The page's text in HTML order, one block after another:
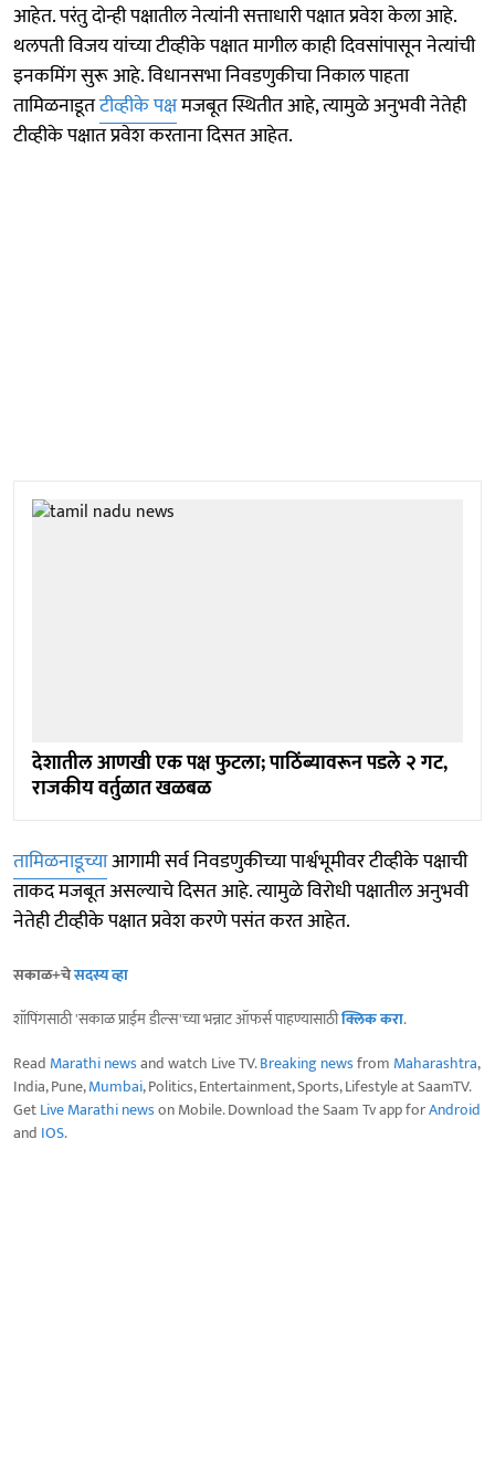
आहेत. परंतु दोन्ही पक्षातील नेत्यांनी सत्ताधारी पक्षात प्रवेश केला आहे.
थलपती विजय यांच्या टीव्हीके पक्षात मागील काही दिवसांपासून नेत्यांची
इनकमिंग सुरू आहे. विधानसभा निवडणुकीचा निकाल पाहता
तामिळनाडूतटीव्हीके पक्षमजबूत स्थितीत आहे, त्यामुळे अनुभवी नेतेही
टीव्हीके पक्षात प्रवेश करताना दिसत आहेत.
देशातील आणखी एक पक्ष फुटला; पाठिंब्यावरून पडले २ गट,
राजकीय वर्तुळात खळबळ
तामिळनाडूच्याआगामी सर्व निवडणुकीच्या पार्श्वभूमीवर टीव्हीके पक्षाची
ताकद मजबूत असल्याचे दिसत आहे. त्यामुळे विरोधी पक्षातील अनुभवी
नेतेही टीव्हीके पक्षात प्रवेश करणे पसंत करत आहेत.
सकाळ+चेसदस्य व्हा
शॉपिंगसाठी 'सकाळ प्राईम डील्स'च्या भन्नाट ऑफर्स पाहण्यासाठीक्लिक करा.
Read Marathi newsand watch Live TV.Breaking newsfrom Maharashtra,
India, Pune,Mumbai, Politics, Entertainment, Sports, Lifestyle at SaamTV.
GetLive Marathi newson Mobile. Download the Saam Tv app forAndroid
and IOS.